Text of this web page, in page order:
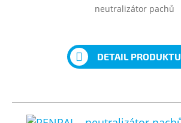
neutralizátor pachů
DETAIL PRODUKTU